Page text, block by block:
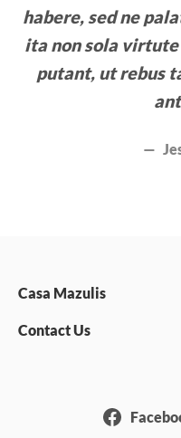
habere, sed ne
ita non sola
putant, ut rebus
Casa Mazulis
Contact Us